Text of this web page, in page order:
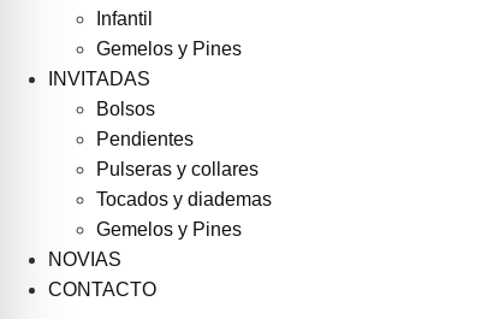
Infantil
Gemelos y Pines
INVITADAS
Bolsos
Pendientes
Pulseras y collares
Tocados y diademas
Gemelos y Pines
NOVIAS
CONTACTO